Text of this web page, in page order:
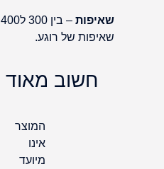
שאיפות
– בין 300 ל400
שאיפות של רוגע.
חשוב מאוד
המוצר
אינו
מיועד